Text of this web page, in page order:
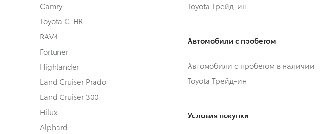
Camry
Toyota C-HR
RAV4
Fortuner
Highlander
Land Cruiser Prado
Land Cruiser 300
Hilux
Alphard
Toyota Трейд-ин
Автомобили с пробегом
Автомобили с пробегом в наличии
Toyota Трейд-ин
Условия покупки